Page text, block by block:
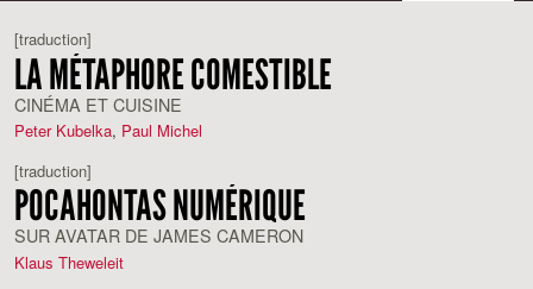
[traduction]
LA MÉTAPHORE COMESTIBLE
CINÉMA ET CUISINE
Peter Kubelka, Paul Michel
[traduction]
POCAHONTAS NUMÉRIQUE
SUR AVATAR DE JAMES CAMERON
Klaus Theweleit